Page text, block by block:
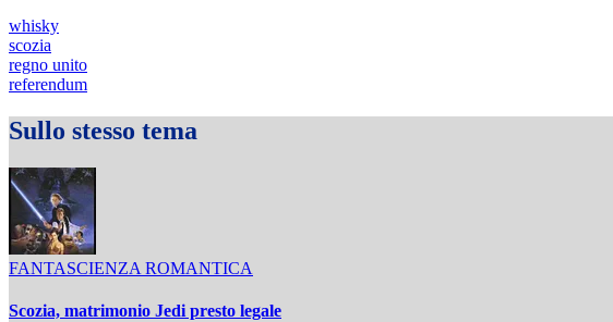
whisky
scozia
regno unito
referendum
Sullo stesso tema
FANTASCIENZA ROMANTICA
Scozia, matrimonio Jedi presto legale